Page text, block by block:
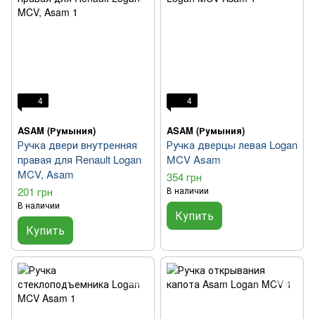
4
ASAM (Румыния)
Ручка двери внутренняя
правая для Renault Logan
MCV, Asam
201 грн
В наличии
Купить
4
ASAM (Румыния)
Ручка дверцы левая Logan
MCV Asam
354 грн
В наличии
Купить